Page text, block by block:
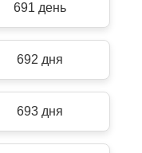
691 день
692 дня
693 дня